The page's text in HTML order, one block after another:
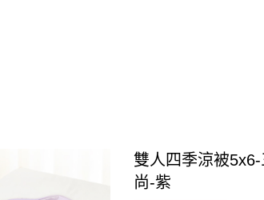
雙人四季涼被
尚-紫